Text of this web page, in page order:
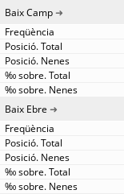
Baix Camp
Baix Ebre